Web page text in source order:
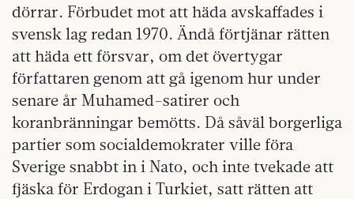
dörrar. Förbudet mot att häda avskaffades i
svensk lag redan 1970. Ändå förtjänar rätten
att häda ett försvar, om det övertygar
författaren genom att gå igenom hur under
senare år Muhamed-satirer och
koranbränningar bemötts. Då såväl borgerliga
partier som socialdemokrater ville föra
Sverige snabbt in i Nato, och inte tvekade att
fjäska för Erdogan i Turkiet, satt rätten att